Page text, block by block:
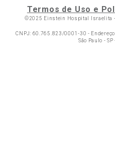
Termos de Uso e
©2025 Einstein Hospital Israelita
CNPJ: 60.765.823/0001-30 -
São Paulo -